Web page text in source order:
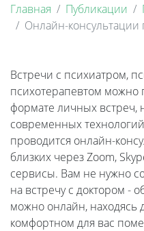
Главная Публикации
Онлайн-
Встречи с психиатром,
психотерапевтом можно
формате личных
современных
проводится онлайн-
близких через Zoom,
сервисы. Вам не нужно
на встречу с доктором -
можно онлайн, находясь
комфортном для вас